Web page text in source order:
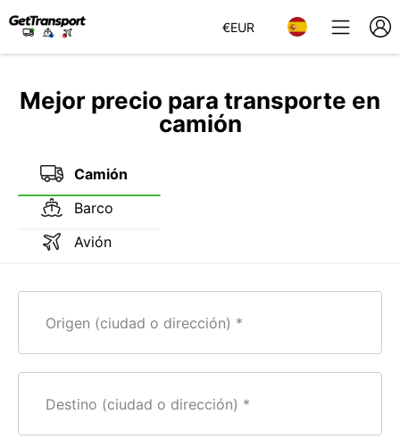
€EUR
Mejor precio para transporte en
camión
Camión
Barco
Avión
Origen (ciudad o dirección)
Destino (ciudad o dirección)